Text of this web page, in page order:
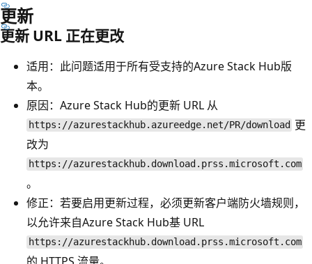
更新
更新 URL 正在更改
适用：此问题适用于所有受支持的Azure Stack Hub版
本。
原因：Azure Stack Hub的更新 URL 从
https://azurestackhub.azureedge.net/PR/download 更
改为
https://azurestackhub.download.prss.microsoft.com
。
修正：若要启用更新过程，必须更新客户端防火墙规则，
以允许来自Azure Stack Hub基 URL
https://azurestackhub.download.prss.microsoft.com
的 HTTPS 流量。